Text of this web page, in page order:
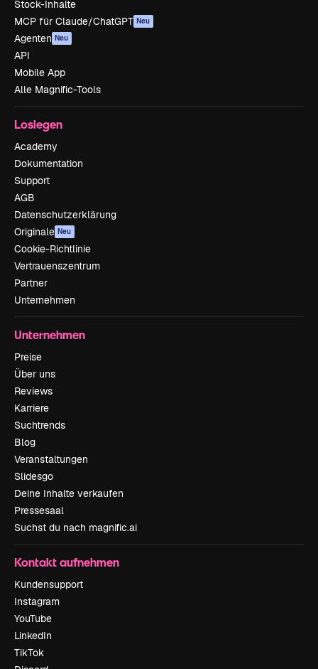
Stock-Inhalte
MCP für Claude/ChatGPT Neu
Agenten Neu
API
Mobile App
Alle Magnific-Tools
Loslegen
Academy
Dokumentation
Support
AGB
Datenschutzerklärung
Originale Neu
Cookie-Richtlinie
Vertrauenszentrum
Partner
Unternehmen
Unternehmen
Preise
Über uns
Reviews
Karriere
Suchtrends
Blog
Veranstaltungen
Slidesgo
Deine Inhalte verkaufen
Pressesaal
Suchst du nach magnific.ai
Kontakt aufnehmen
Kundensupport
Instagram
YouTube
LinkedIn
TikTok